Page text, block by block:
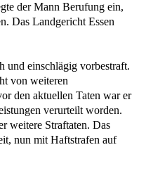
der Mann Berufung ein,
Das Landgericht Essen
und einschlägig vorbestraft.
von weiteren
den aktuellen Taten war er
verurteilt worden.
weitere Straftaten. Das
nun mit Haftstrafen auf